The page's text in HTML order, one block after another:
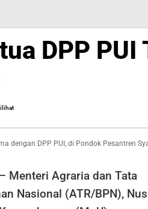
DPP PUI
dengan DPP PUI, di Pondok Pesantren
Menteri Agraria dan Tata
Nasional (ATR/BPN),